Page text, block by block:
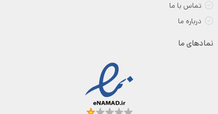
تماس با ما
درباره ما
نمادهای ما